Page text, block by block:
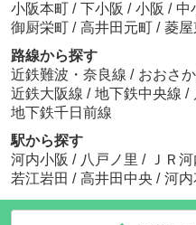
小阪本町 / 下小阪 / 小阪 / 中
御厨栄町 / 高井田元町 / 菱屋
路線から探す
近鉄難波・奈良線 / おおさ
近鉄大阪線 / 地下鉄中央線 /
地下鉄千日前線
駅から探す
河内小阪 / 八戸ノ里 / ＪＲ
若江岩田 / 高井田中央 / 河内